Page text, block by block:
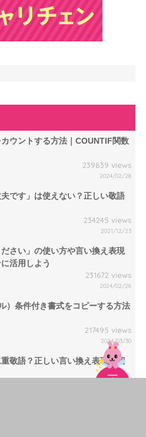
ウントする方法｜COUNTIF関数
239839 views
2024/02/28
です」は使えない？正しい敬語
234245 views
2021/12/23
ださい」の使い方や言い換え表現
活用しよう
231672 views
2024/02/28
）条件付き書式をコピーする方法
217495 views
2024/03/30
重敬語？正しい言い換え表現を紹